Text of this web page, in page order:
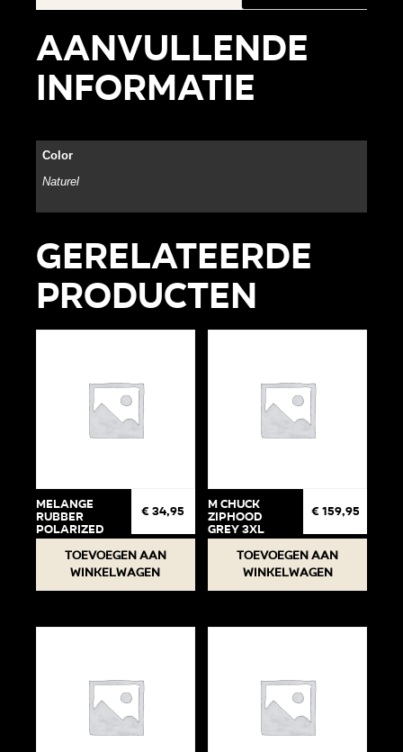
Aanvullende
informatie
Color
Naturel
Gerelateerde
producten
Melange
Rubber
Polarized
€ 34,95
Toevoegen aan
winkelwagen
M Chuck
Ziphood
Grey 3XL
€ 159,95
Toevoegen aan
winkelwagen